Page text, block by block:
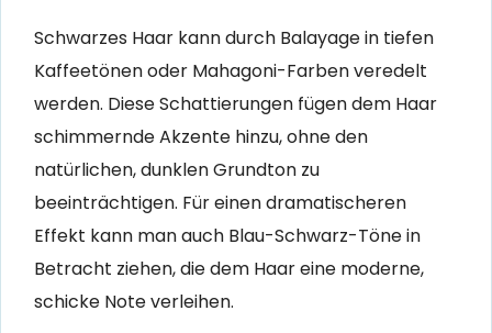
Schwarzes Haar kann durch Balayage in tiefen
Kaffeetönen oder Mahagoni-Farben veredelt
werden. Diese Schattierungen fügen dem Haar
schimmernde Akzente hinzu, ohne den
natürlichen, dunklen Grundton zu
beeinträchtigen. Für einen dramatischeren
Effekt kann man auch Blau-Schwarz-Töne in
Betracht ziehen, die dem Haar eine moderne,
schicke Note verleihen.